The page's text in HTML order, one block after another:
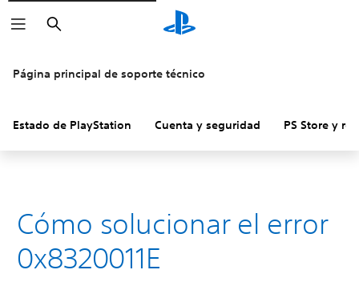
Buscar
Página principal de soporte técnico
Estado de PlayStation Cuenta y seguridad PS Store y
Cómo solucionar el error
0x8320011E